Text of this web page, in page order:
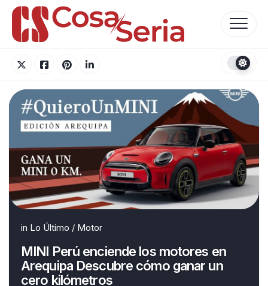
Skip
content
in Lo Último / Motor
MINI Perú enciende los motores en
Arequipa Descubre cómo ganar un
cero kilómetros